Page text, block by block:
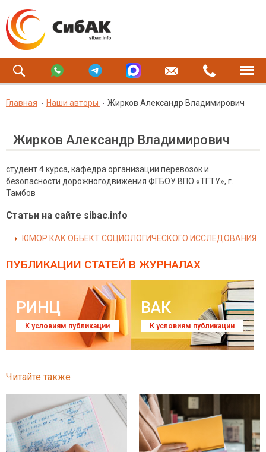
Главная Наши авторы Жирков Александр Владимирович
Жирков Александр Владимирович
студент 4 курса, кафедра организации перевозок и
безопасности дорожногодвижения ФГБОУ ВПО «ТГТУ», г.
Тамбов
Статьи на сайте sibac.info
ЮМОР КАК ОБЬЕКТ СОЦИОЛОГИЧЕСКОГО ИССЛЕДОВАНИЯ
ПУБЛИКАЦИИ СТАТЕЙ В ЖУРНАЛАХ
РИНЦ
К условиям публикации
ВАК
К условиям публикации
Читайте также